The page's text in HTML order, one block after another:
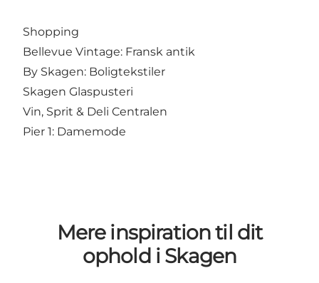
Shopping
Bellevue Vintage: Fransk antik
By Skagen: Boligtekstiler
Skagen Glaspusteri
Vin, Sprit & Deli Centralen
Pier 1: Damemode
Mere inspiration til dit
ophold i Skagen